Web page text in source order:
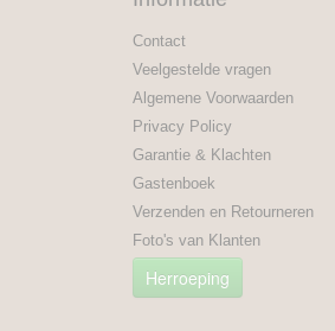
Contact
Veelgestelde vragen
Algemene Voorwaarden
Privacy Policy
Garantie & Klachten
Gastenboek
Verzenden en Retourneren
Foto's van Klanten
Herroeping